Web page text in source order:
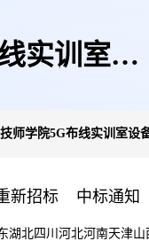
实训室设
师学院5G布线实训室设
新招标 中标通知
湖北四川 河北河南天津山